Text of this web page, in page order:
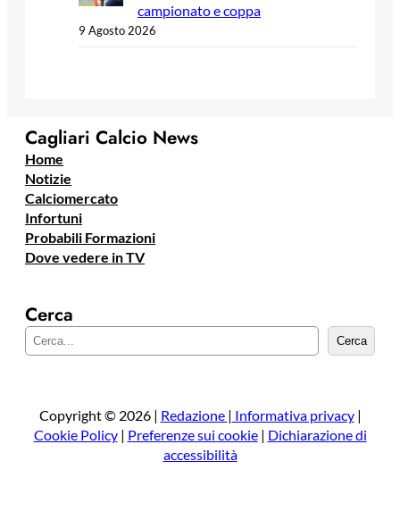
campionato e coppa
9 Agosto 2026
Cagliari Calcio News
Home
Notizie
Calciomercato
Infortuni
Probabili Formazioni
Dove vedere in TV
Cerca
e
a
Cerca
Copyright © 2026 | Redazione | Informativa privacy|
Cookie Policy| Preferenze sui cookie| Dichiarazione di
accessibilità